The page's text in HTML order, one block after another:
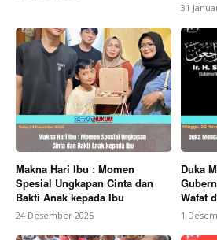
31
Makna Hari Ibu : Momen
Spesial Ungkapan Cinta dan
Bakti Anak kepada Ibu
24 Desember 2025
Duka
Wafat
1